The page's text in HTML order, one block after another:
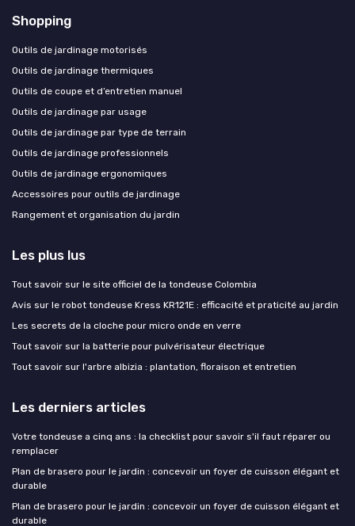
Shopping
Outils de jardinage motorisés
Outils de jardinage thermiques
Outils de coupe et d’entretien manuel
Outils de jardinage par usage
Outils de jardinage par type de terrain
Outils de jardinage professionnels
Outils de jardinage ergonomiques
Accessoires pour outils de jardinage
Rangement et organisation du jardin
Les plus lus
Tout savoir sur le site officiel de la tondeuse Colombia
Avis sur le robot tondeuse Kress KR121E : efficacité et praticité au jardin
Les secrets de la cloche pour micro onde en verre
Tout savoir sur la batterie pour pulvérisateur électrique
Tout savoir sur l'arbre albizia : plantation, floraison et entretien
Les derniers articles
Votre tondeuse a cinq ans : la checklist pour savoir s'il faut réparer ou
remplacer
Plan de brasero pour le jardin : concevoir un foyer de cuisson élégant et
durable
Plan de brasero pour le jardin : concevoir un foyer de cuisson élégant et
durable